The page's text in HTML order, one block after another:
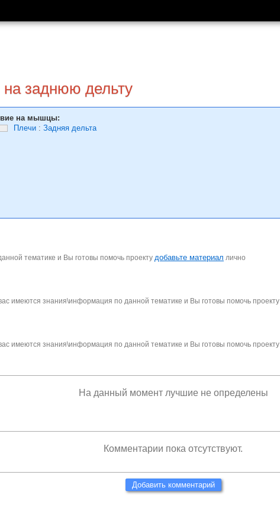
на заднюю дельту
на мышцы:
Плечи : Задняя дельта
тематике и Вы готовы помочь проекту добавьте материал лично
имеются знания\информация по данной тематике и Вы готовы помочь проекту
имеются знания\информация по данной тематике и Вы готовы помочь проекту
На данный момент лучшие не определены
Комментарии пока отсутствуют.
Добавить комментарий